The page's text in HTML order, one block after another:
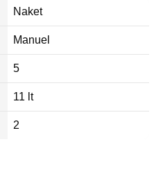
Naket
Manuel
5
11 lt
2